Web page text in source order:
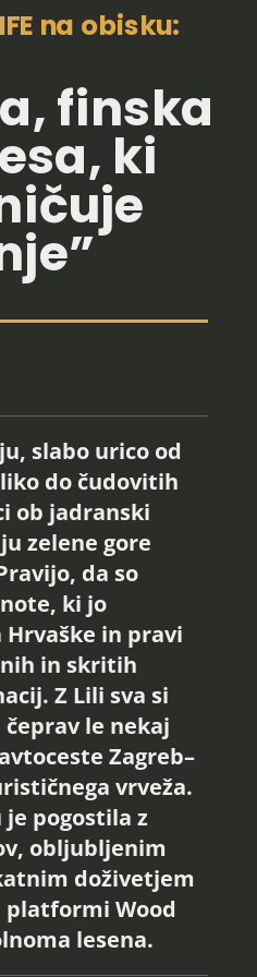
na obisku:
finska
ki
slabo urico od
do čudovitih
ob jadranski
zelene gore
da so
ki jo
in pravi
in skritih
Z Lili sva si
le nekaj
Zagreb–
vrveža.
je pogostila z
obljubljenim
doživetjem
platformi Wood
lesena.